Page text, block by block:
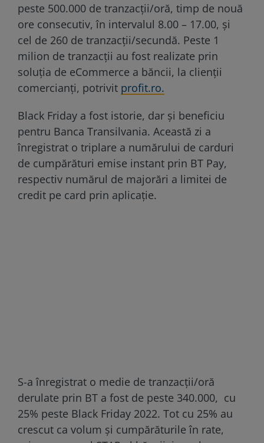
peste 500.000 de tranzacții/oră, timp de nouă
ore consecutiv, în intervalul 8.00 – 17.00, și
cel de 260 de tranzacții/secundă. Peste 1
milion de tranzacții au fost realizate prin
soluția de eCommerce a băncii, la clienții
comercianți, potrivit profit.ro.
Black Friday a fost istorie, dar și beneficiu
pentru Banca Transilvania. Această zi a
înregistrat o triplare a numărului de carduri
de cumpărături emise instant prin BT Pay,
respectiv numărul de majorări a limitei de
credit pe card prin aplicație.
S-a înregistrat o medie de tranzacții/oră
derulate prin BT a fost de peste 340.000, cu
25% peste Black Friday 2022. Tot cu 25% au
crescut ca volum și cumpărăturile în rate,